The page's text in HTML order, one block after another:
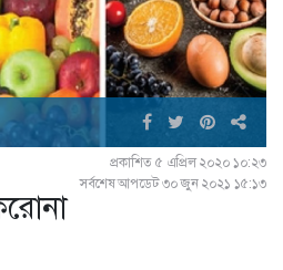
প্রকাশিত ৫ এপ্রিল ২০২০ ১০:২৩
সর্বশেষ আপডেট ৩০ জুন ২০২১ ১৫:১৩